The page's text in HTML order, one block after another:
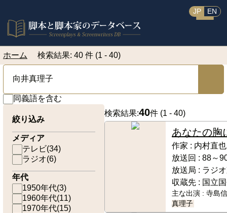
JP EN
ホーム 検索結果: 40 件 (1 - 40)
同義語を含む
絞り込み
メディア
テレビ(34)
ラジオ(6)
年代
1950年代(3)
1960年代(11)
1970年代(15)
検索結果:40件 (1 - 40)
あなたの胸
作家 : 内村直也
放送回 : 88～
放送局 : ラジ
収蔵先 : 国立
主な出演 : 寺島
真理子